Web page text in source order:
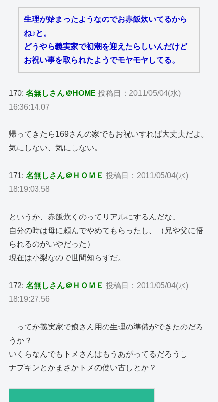
生理が始まったようなのでお赤飯炊いてるから
ね♪と。
どうやら義実家で初潮を迎えたらしいんだけど
お祝い事を取られたようでモヤモヤしてる。
170:名無しさん＠HOME 投稿日：2011/05/04(水)
16:36:14.07
帰ってきたら169さんの家でもお祝いすれば大丈夫だよ。
気にしない、気にしない。
171:名無しさん＠ＨＯＭＥ 投稿日：2011/05/04(水)
18:19:03.58
というか、赤飯炊くのってリアルにするんだな。
自分の時は母に頼んでやめてもらったし、（兄や父に悟
られるのがいやだった）
現在は小梨なので世間知らずだ。
172:名無しさん＠ＨＯＭＥ 投稿日：2011/05/04(水)
18:19:27.56
…ってか義実家で娘さん用の生理の準備ができたのだろ
うか？
いくらなんでもトメさんはもうあがってるだろうし
ナプキンとかまさかトメの使い古しとか？